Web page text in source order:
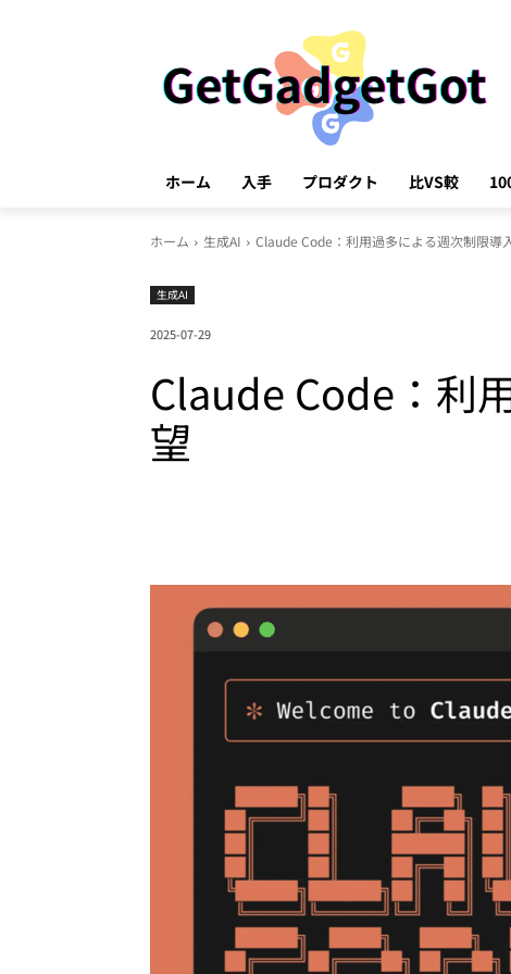
ホーム 入手 プロダクト 比VS較
ホーム 生成AI Claude Code：利用過多による週次制限導
生成AI
2025-07-29
Claude Code：利
望